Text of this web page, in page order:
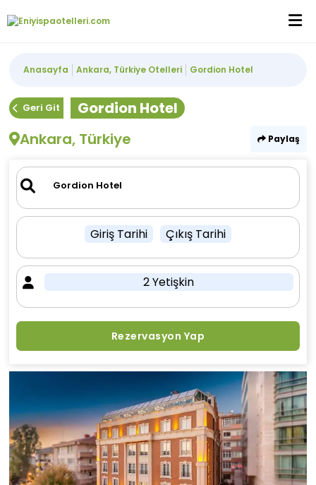
Anasayfa Ankara, Türkiye Otelleri Gordion Hotel
Geri Git
Gordion Hotel
Ankara, Türkiye
Paylaş
Giriş Tarihi Çıkış Tarihi
2 Yetişkin
Rezervasyon Yap